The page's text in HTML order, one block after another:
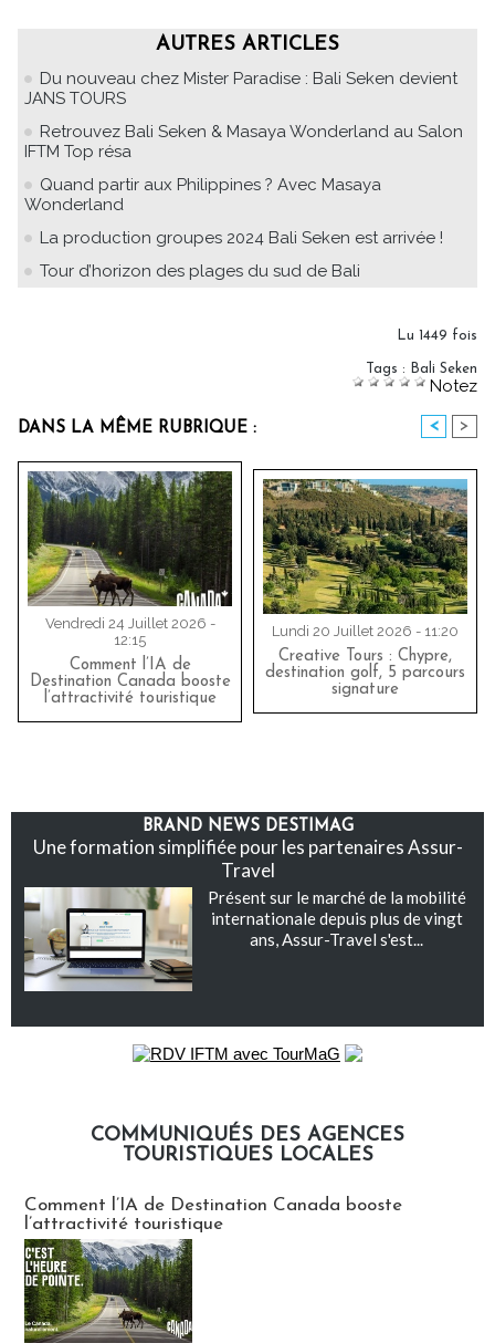
AUTRES ARTICLES
Du nouveau chez Mister Paradise : Bali Seken devient
JANS TOURS
Retrouvez Bali Seken & Masaya Wonderland au Salon
IFTM Top résa
Quand partir aux Philippines ? Avec Masaya
Wonderland
La production groupes 2024 Bali Seken est arrivée !
Tour d’horizon des plages du sud de Bali
Lu 1449 fois
Tags : Bali Seken
Notez
DANS LA MÊME RUBRIQUE : < >
Vendredi 24 Juillet 2026 -
12:15
Comment l’IA de
Destination Canada booste
l’attractivité touristique
Lundi 20 Juillet 2026 - 11:20
Creative Tours : Chypre,
destination golf, 5 parcours
signature
BRAND NEWS DESTIMAG
Une formation simplifiée pour les partenaires Assur-
Travel
Présent sur le marché de la mobilité
internationale depuis plus de vingt
ans, Assur-Travel s'est...
COMMUNIQUÉS DES AGENCES
TOURISTIQUES LOCALES
Comment l’IA de Destination Canada booste
l’attractivité touristique